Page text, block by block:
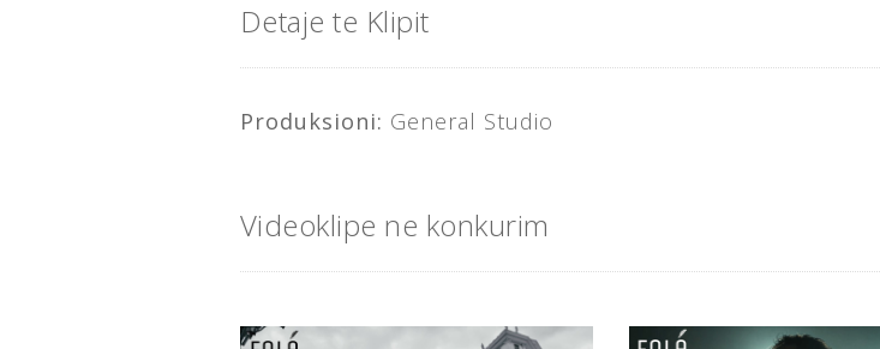
Detaje te Klipit
Produksioni: General Studio
Videoklipe ne konkurim